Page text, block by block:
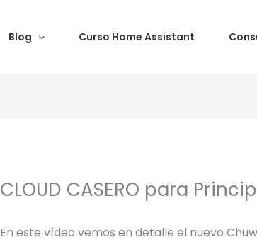
Blog Curso Home Assistant
CLOUD CASERO para
En este vídeo vemos en detalle el nuevo